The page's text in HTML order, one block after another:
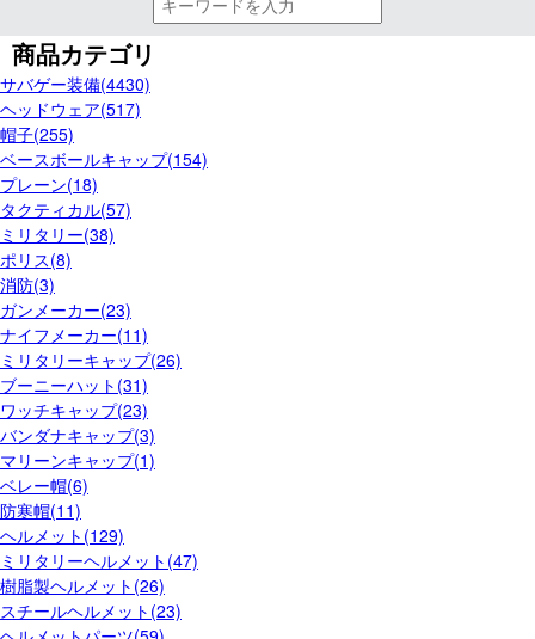
商品カテゴリ
サバゲー装備(4430)
ヘッドウェア(517)
帽子(255)
ベースボールキャップ(154)
プレーン(18)
タクティカル(57)
ミリタリー(38)
ポリス(8)
消防(3)
ガンメーカー(23)
ナイフメーカー(11)
ミリタリーキャップ(26)
ブーニーハット(31)
ワッチキャップ(23)
バンダナキャップ(3)
マリーンキャップ(1)
ベレー帽(6)
防寒帽(11)
ヘルメット(129)
ミリタリーヘルメット(47)
樹脂製ヘルメット(26)
スチールヘルメット(23)